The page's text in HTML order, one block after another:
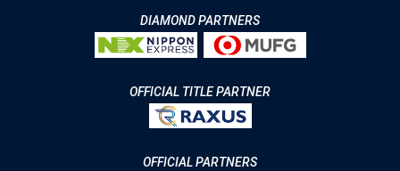
DIAMOND PARTNERS
OFFICIAL TITLE PARTNER
OFFICIAL PARTNERS